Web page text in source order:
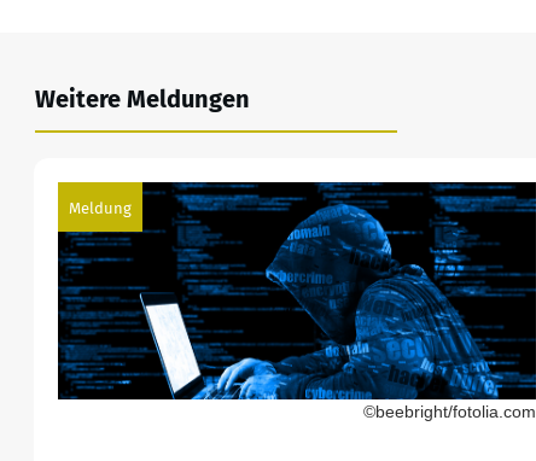
Weitere Meldungen
Meldung
©beebright/fotolia.com